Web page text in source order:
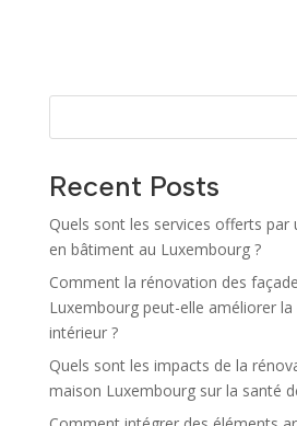
i
e
:
Recent Posts
Quels sont les services offerts par
en bâtiment au Luxembourg ?
Comment la rénovation des
Luxembourg peut-elle améliorer la
intérieur ?
Quels sont les impacts de la
maison Luxembourg sur la santé